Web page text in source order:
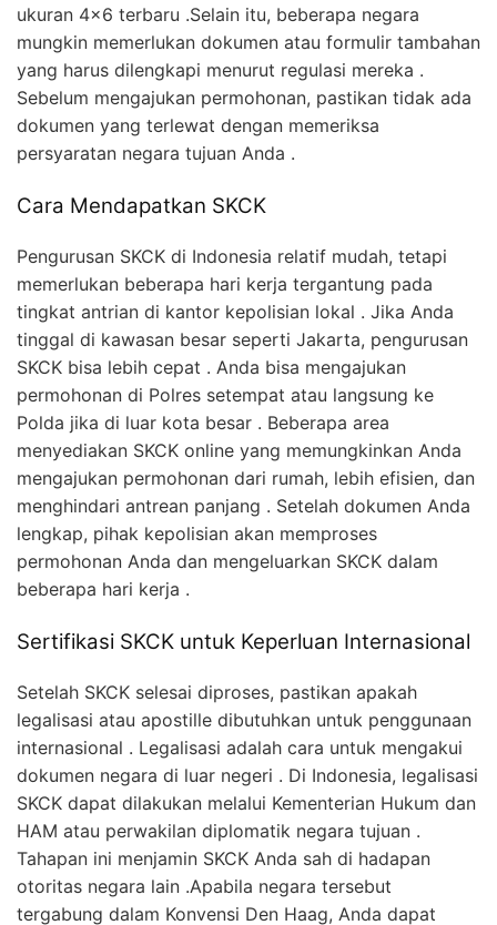
ukuran 4×6 terbaru .Selain itu, beberapa negara
mungkin memerlukan dokumen atau formulir tambahan
yang harus dilengkapi menurut regulasi mereka .
Sebelum mengajukan permohonan, pastikan tidak ada
dokumen yang terlewat dengan memeriksa
persyaratan negara tujuan Anda .
Cara Mendapatkan SKCK
Pengurusan SKCK di Indonesia relatif mudah, tetapi
memerlukan beberapa hari kerja tergantung pada
tingkat antrian di kantor kepolisian lokal . Jika Anda
tinggal di kawasan besar seperti Jakarta, pengurusan
SKCK bisa lebih cepat . Anda bisa mengajukan
permohonan di Polres setempat atau langsung ke
Polda jika di luar kota besar . Beberapa area
menyediakan SKCK online yang memungkinkan Anda
mengajukan permohonan dari rumah, lebih efisien, dan
menghindari antrean panjang . Setelah dokumen Anda
lengkap, pihak kepolisian akan memproses
permohonan Anda dan mengeluarkan SKCK dalam
beberapa hari kerja .
Sertifikasi SKCK untuk Keperluan Internasional
Setelah SKCK selesai diproses, pastikan apakah
legalisasi atau apostille dibutuhkan untuk penggunaan
internasional . Legalisasi adalah cara untuk mengakui
dokumen negara di luar negeri . Di Indonesia, legalisasi
SKCK dapat dilakukan melalui Kementerian Hukum dan
HAM atau perwakilan diplomatik negara tujuan .
Tahapan ini menjamin SKCK Anda sah di hadapan
otoritas negara lain .Apabila negara tersebut
tergabung dalam Konvensi Den Haag, Anda dapat